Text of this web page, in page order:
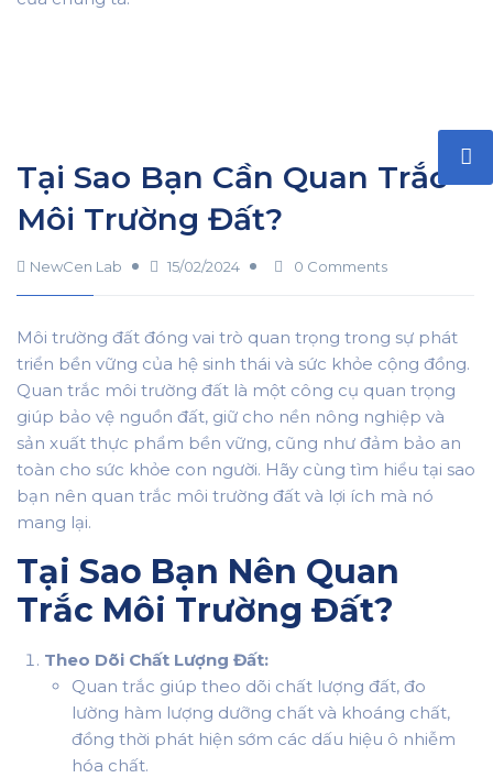
Tại Sao Bạn Cần Quan Trắc
Môi Trường Đất?
NewCen Lab 15/02/2024 0 Comments
Môi trường đất đóng vai trò quan trọng trong sự phát
triển bền vững của hệ sinh thái và sức khỏe cộng đồng.
Quan trắc môi trường đất là một công cụ quan trọng
giúp bảo vệ nguồn đất, giữ cho nền nông nghiệp và
sản xuất thực phẩm bền vững, cũng như đảm bảo an
toàn cho sức khỏe con người. Hãy cùng tìm hiểu tại sao
bạn nên quan trắc môi trường đất và lợi ích mà nó
mang lại.
Tại Sao Bạn Nên Quan
Trắc Môi Trường Đất?
Theo Dõi Chất Lượng Đất:
Quan trắc giúp theo dõi chất lượng đất, đo
lường hàm lượng dưỡng chất và khoáng chất,
đồng thời phát hiện sớm các dấu hiệu ô nhiễm
hóa chất.